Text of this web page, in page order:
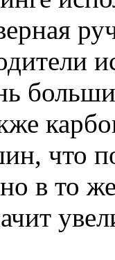
что
в то